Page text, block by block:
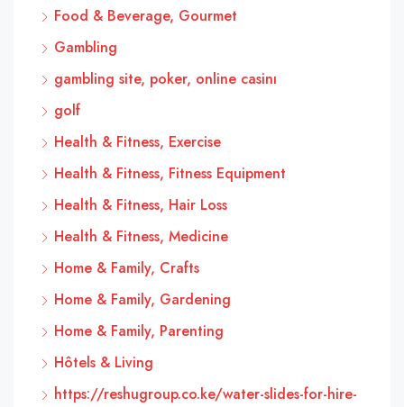
Food & Beverage, Gourmet
Gambling
gambling site, poker, online casinı
golf
Health & Fitness, Exercise
Health & Fitness, Fitness Equipment
Health & Fitness, Hair Loss
Health & Fitness, Medicine
Home & Family, Crafts
Home & Family, Gardening
Home & Family, Parenting
Hôtels & Living
https://reshugroup.co.ke/water-slides-for-hire-